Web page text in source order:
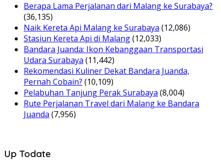
Berapa Lama Perjalanan dari Malang ke Surabaya?
(36,135)
Naik Kereta Api Malang ke Surabaya (12,086)
Stasiun Kereta Api di Malang(12,033)
Bandara Juanda: Ikon Kebanggaan Transportasi
Udara Surabaya (11,442)
Rekomendasi Kuliner Dekat Bandara Juanda,
Pernah Cobain? (10,109)
Pelabuhan Tanjung Perak Surabaya (8,004)
Rute Perjalanan Travel dari Malang ke Bandara
Juanda (7,956)
Up Todate